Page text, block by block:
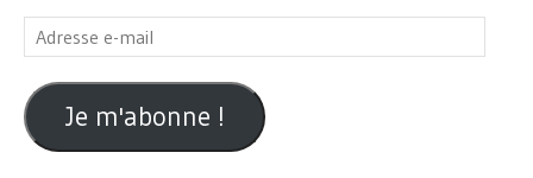
Adresse
e-
mail
Je m'abonne !